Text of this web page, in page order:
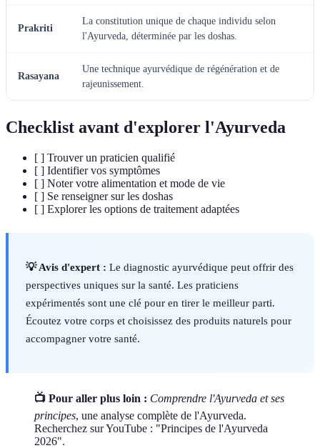
Prakriti
La constitution unique de chaque individu selon
l'Ayurveda, déterminée par les doshas.
Rasayana
Une technique ayurvédique de régénération et de
rajeunissement.
Checklist avant d'explorer l'Ayurveda
[ ] Trouver un praticien qualifié
[ ] Identifier vos symptômes
[ ] Noter votre alimentation et mode de vie
[ ] Se renseigner sur les doshas
[ ] Explorer les options de traitement adaptées
💡 Avis d'expert : Le diagnostic ayurvédique peut offrir des
perspectives uniques sur la santé. Les praticiens
expérimentés sont une clé pour en tirer le meilleur parti.
Écoutez votre corps et choisissez des produits naturels pour
accompagner votre santé.
📺 Pour aller plus loin : Comprendre l'Ayurveda et ses
principes, une analyse complète de l'Ayurveda.
Recherchez sur YouTube : "Principes de l'Ayurveda
2026".